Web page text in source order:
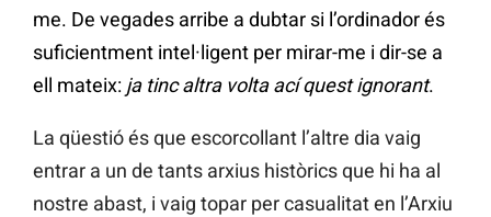
me. De vegades arribe a dubtar si l’ordinador és
suficientment intel·ligent per mirar-me i dir-se a
ell mateix: ja tinc altra volta ací quest ignorant.
La qüestió és que escorcollant l’altre dia vaig
entrar a un de tants arxius històrics que hi ha al
nostre abast, i vaig topar per casualitat en l’Arxiu